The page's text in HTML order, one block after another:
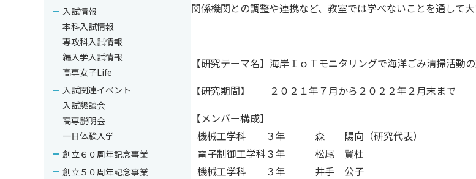
関係機関との調整や連携など、教室では学べないことを通して
【研究テーマ名】海岸ＩｏＴモニタリングで海洋ごみ清掃活動
【研究期間】 ２０２１年７月から２０２２年２月末まで
【メンバー構成】
機械工学科 ３年 森 陽向（研究代表）
電子制御工学科３年 松尾 賢杜
機械工学科 ３年 井手 公子
入試情報
本科入試情報
専攻科入試情報
編入学入試情報
高専女子Life
入試関連イベント
入試懇談会
高専説明会
一日体験入学
創立６０周年記念事業
創立５０周年記念事業